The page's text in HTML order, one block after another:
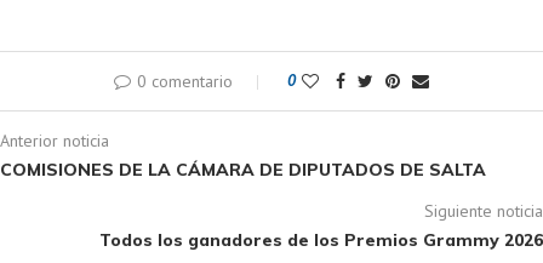
0 comentario 0
Anterior noticia
COMISIONES DE LA CÁMARA DE DIPUTADOS DE SALTA
Siguiente noticia
Todos los ganadores de los Premios Grammy 2026